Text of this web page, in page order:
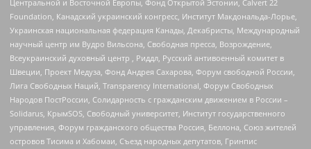
Центральной и Восточной Европы, Фонд Открытой Эстонии, Calvert 22
Foundation, Канадский украинский конгресс, Институт Макдональда-Лорье,
Украинская национальная федерация Канады, Декабристы, Международный
научный центр им Вудро Вильсона, Свободная пресса, Возрождение,
Всеукраинский духовный центр , Риддл, Русский антивоенный комитет в
Швеции, Проект Медуза, Фонд Андрея Сахарова, Форум свободной России,
Лига Свободных Наций, Transparеncy International, Форум Свободных
Народов ПостРоссии, Солидарность с гражданским движением в России –
Solidarus, КрымSOS, Свободный университет, Институт государственного
управления, Форум гражданского общества Россия, Беллона, Союз жителей
островов Тисима и Хабомаи, Съезд народных депутатов, Гринпис